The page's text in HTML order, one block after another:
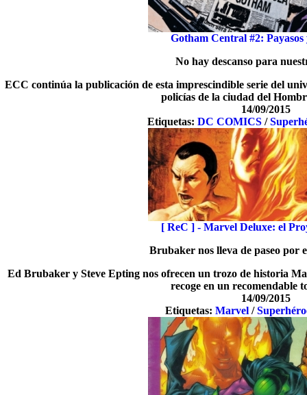
Gotham Central #2:
No hay descanso para
ECC continúa la publicación de esta imprescindible serie del
policías de la ciudad del
14/09/2015
Etiquetas: DC COMICS /
[ ReC ] - Marvel Deluxe: el
Brubaker nos lleva de paseo por
Ed Brubaker y Steve Epting nos ofrecen un trozo de historia
recoge en un recomendable
14/09/2015
Etiquetas:Marvel /